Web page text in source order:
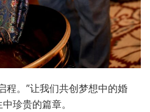
程。”让我们共创梦想中的婚
珍贵的篇章。